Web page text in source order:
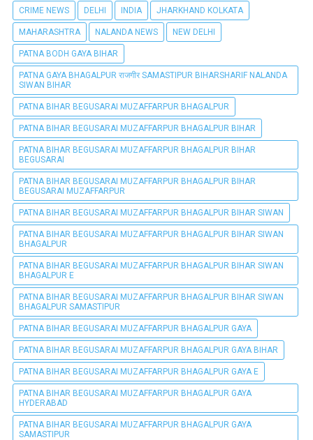
CRIME NEWS DELHI INDIA JHARKHAND KOLKATA
MAHARASHTRA NALANDA NEWS NEW DELHI
PATNA BODH GAYA BIHAR
PATNA GAYA BHAGALPUR राजगीर SAMASTIPUR BIHARSHARIF NALANDA
SIWAN BIHAR
PATNA BIHAR BEGUSARAI MUZAFFARPUR BHAGALPUR
PATNA BIHAR BEGUSARAI MUZAFFARPUR BHAGALPUR BIHAR
PATNA BIHAR BEGUSARAI MUZAFFARPUR BHAGALPUR BIHAR
BEGUSARAI
PATNA BIHAR BEGUSARAI MUZAFFARPUR BHAGALPUR BIHAR
BEGUSARAI MUZAFFARPUR
PATNA BIHAR BEGUSARAI MUZAFFARPUR BHAGALPUR BIHAR SIWAN
PATNA BIHAR BEGUSARAI MUZAFFARPUR BHAGALPUR BIHAR SIWAN
BHAGALPUR
PATNA BIHAR BEGUSARAI MUZAFFARPUR BHAGALPUR BIHAR SIWAN
BHAGALPUR E
PATNA BIHAR BEGUSARAI MUZAFFARPUR BHAGALPUR BIHAR SIWAN
BHAGALPUR SAMASTIPUR
PATNA BIHAR BEGUSARAI MUZAFFARPUR BHAGALPUR GAYA
PATNA BIHAR BEGUSARAI MUZAFFARPUR BHAGALPUR GAYA BIHAR
PATNA BIHAR BEGUSARAI MUZAFFARPUR BHAGALPUR GAYA E
PATNA BIHAR BEGUSARAI MUZAFFARPUR BHAGALPUR GAYA
HYDERABAD
PATNA BIHAR BEGUSARAI MUZAFFARPUR BHAGALPUR GAYA
SAMASTIPUR